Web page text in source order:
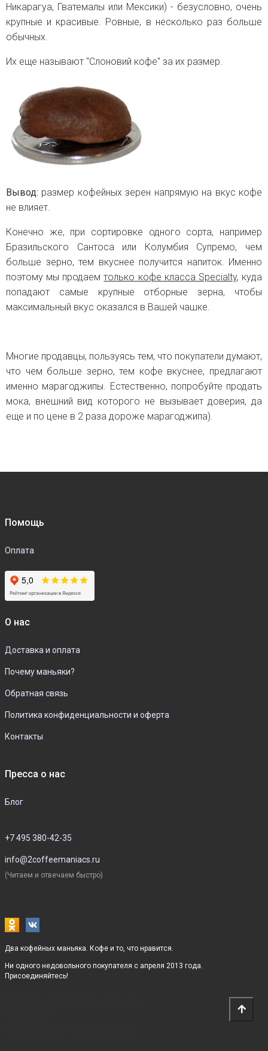
Никарагуа, Гватемалы или Мексики) - безусловно, очень
крупные и красивые. Ровные, в несколько раз больше
обычных.
Их еще называют "Слоновий кофе" за их размер.
Вывод: размер кофейных зерен напрямую на вкус кофе
не влияет.
Конечно же, при сортировке одного сорта, например
Бразильского Сантоса или Колумбия Супремо, чем
больше зерно, тем вкуснее получится напиток. Именно
поэтому мы продаемтолько кофе класса Specialty, куда
попадают самые крупные отборные зерна, чтобы
максимальный вкус оказался в Вашей чашке.
Многие продавцы, пользуясь тем, что покупатели думают,
что чем больше зерно, тем кофе вкуснее, предлагают
именно марагоджипы. Естественно, попробуйте продать
мока, внешний вид которого не вызывает доверия, да
еще и по цене в 2 раза дороже марагоджипа).
Помощь
Оплата
О нас
Доставка и оплата
Почему маньяки?
Обратная связь
Политика конфиденциальности и оферта
Контакты
Пресса о нас
Блог
+7 495 380-42-35
info@2coffeemaniacs.ru
(Читаем и отвечаем быстро)
Два кофейных маньяка. Кофе и то, что нравится.
Ни одного недовольного покупателя с апреля 2013 года.
Присоединяйтесь!